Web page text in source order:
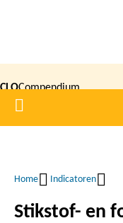
inhoud
gaan
CLOCompendium
voor de
Home
Kruimelpad
Home Indicatoren
Stikstof- en